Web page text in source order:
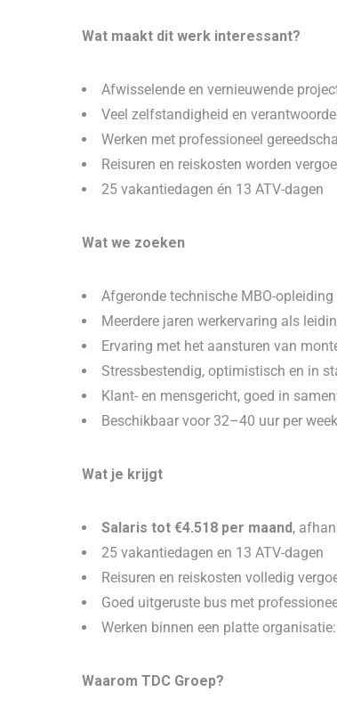
Wat maakt dit werk interessant?
Afwisselende en vernieuwende
Veel zelfstandigheid en
Werken met professioneel
Reisuren en reiskosten worden
25 vakantiedagen én 13 ATV-dagen
Wat we zoeken
Afgeronde technische MBO-
Meerdere jaren werkervaring als
Ervaring met het aansturen van
Stressbestendig, optimistisch en in
Klant- en mensgericht, goed in
Beschikbaar voor 32–40 uur per
Wat je krijgt
Salaris tot €4.518 per maand,
25 vakantiedagen en 13 ATV-dagen
Reisuren en reiskosten volledig
Goed uitgeruste bus met
Werken binnen een platte
Waarom TDC Groep?